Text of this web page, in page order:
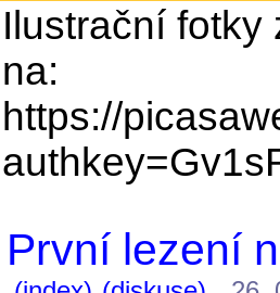
Ilustrační fotky
na:
https://
První lezení